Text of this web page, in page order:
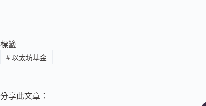
標籤
#以太坊基金
分享此文章：